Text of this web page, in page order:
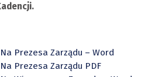
Prezesa Zarządu – Word
Prezesa Zarządu PDF